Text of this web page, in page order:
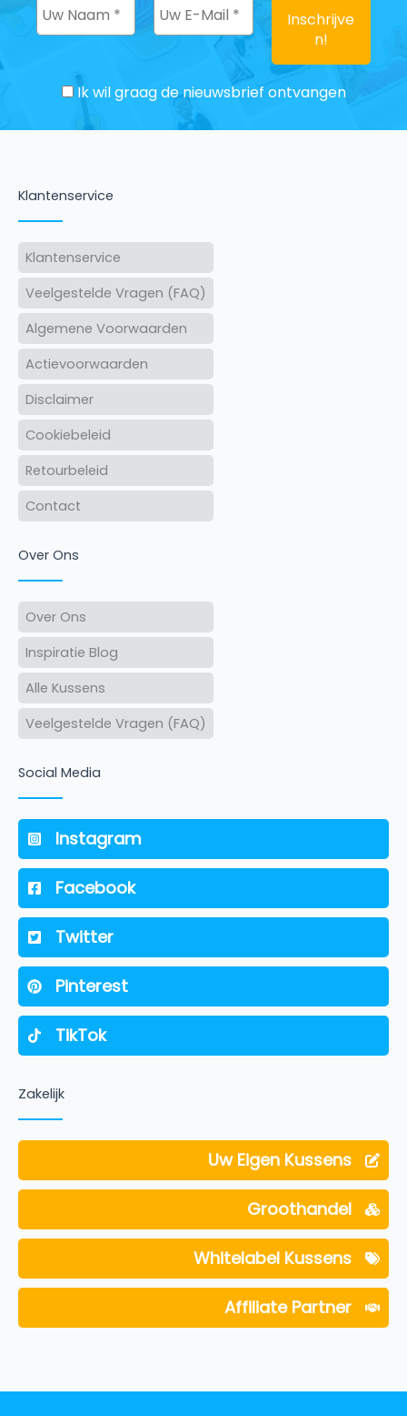
Ik wil graag de nieuwsbrief ontvangen
Klantenservice
Klantenservice
Veelgestelde Vragen (FAQ)
Algemene Voorwaarden
Actievoorwaarden
Disclaimer
Cookiebeleid
Retourbeleid
Contact
Over Ons
Over Ons
Inspiratie Blog
Alle Kussens
Veelgestelde Vragen (FAQ)
Social Media
Instagram
Facebook
Twitter
Pinterest
TikTok
Zakelijk
Uw Eigen Kussens
Groothandel
Whitelabel Kussens
Affiliate Partner